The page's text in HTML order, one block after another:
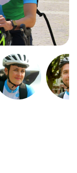
en bekijken.